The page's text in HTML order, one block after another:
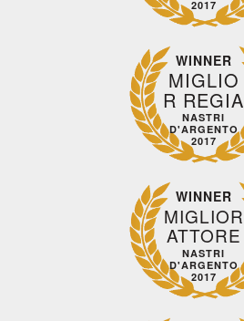
2017
WINNER
MIGLIO
R REGIA
NASTRI
D'ARGENTO
2017
WINNER
MIGLIOR
ATTORE
NASTRI
D'ARGENTO
2017